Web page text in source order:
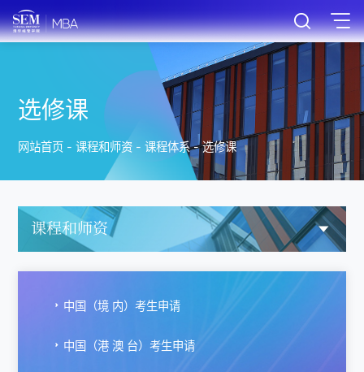
选修课
网站首页 -课程和师资 -课程体系-选修课
课程和师资
中国（境 内）考生申请
中国（港 澳 台）考生申请